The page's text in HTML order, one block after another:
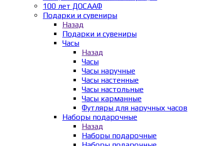
100 лет ДОСААФ
Подарки и сувениры
Назад
Подарки и сувениры
Часы
Назад
Часы
Часы наручные
Часы настенные
Часы настольные
Часы карманные
Футляры для наручных часов
Наборы подарочные
Назад
Наборы подарочные